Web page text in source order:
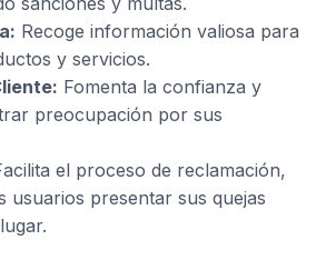
Recoge información valiosa para
y servicios.
Fomenta la confianza y
preocupación por sus
el proceso de reclamación,
usuarios presentar sus quejas